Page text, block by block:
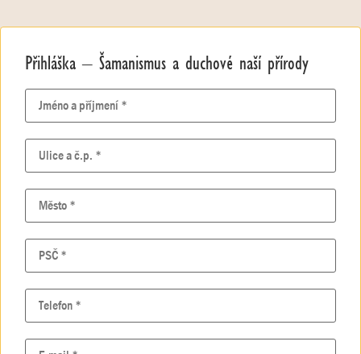
Přihláška – Šamanismus a duchové naší přírody